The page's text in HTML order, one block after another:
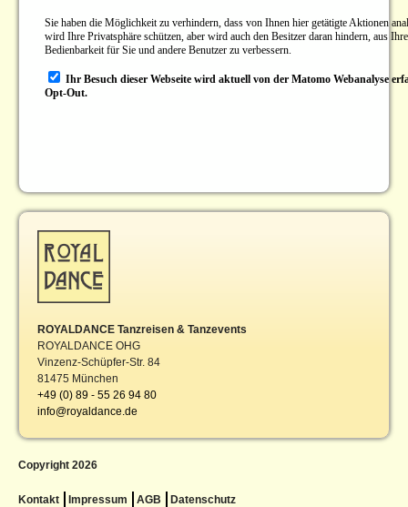
ROYALDANCE Tanzreisen & Tanzevents
ROYALDANCE OHG
Vinzenz-Schüpfer-Str. 84
81475 München
+49 (0) 89 - 55 26 94 80
info@royaldance.de
Copyright 2026
Kontakt Impressum AGB Datenschutz